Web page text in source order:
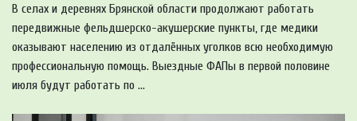
В селах и деревнях Брянской области продолжают работать
передвижные фельдшерско-акушерские пункты, где медики
оказывают населению из отдалённых уголков всю необходимую
профессиональную помощь. Выездные ФАПы в первой половине
июля будут работать по ...